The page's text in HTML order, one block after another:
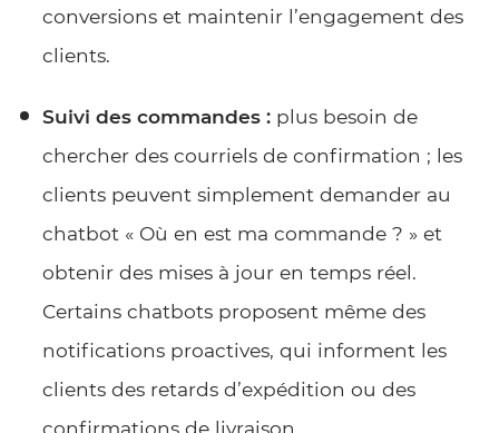
conversions et maintenir l’engagement des
clients.
Suivi des commandes :plus besoin de
chercher des courriels de confirmation ; les
clients peuvent simplement demander au
chatbot « Où en est ma commande ? » et
obtenir des mises à jour en temps réel.
Certains chatbots proposent même des
notifications proactives, qui informent les
clients des retards d’expédition ou des